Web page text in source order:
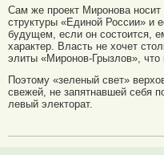
Сам же проект Миронова
структуры «Единой России» и
будущем, если он состоится,
характер. Власть не хочет
элиты «Миронов-Грызлов», что
Поэтому «зеленый свет»
свежей, не запятнавшей себя
левый электорат.